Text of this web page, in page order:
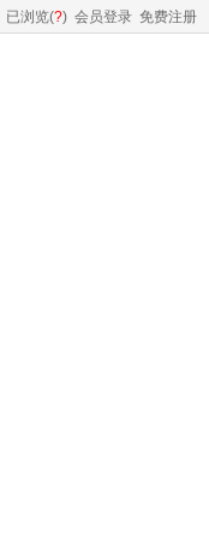
已浏览(?) 会员登录 免费注册